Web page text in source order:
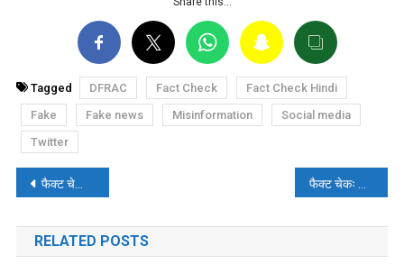
Tagged DFRAC Fact Check
Fact Check Hindi
Fake
Fake news Misinformation
Social media
Twitter
पोस्ट
नेविगेशन
फैक्ट चेकः क्या रूस ने कश्मीर को पाकिस्तान का हिस्सा दिखाया और भारत की माफी की मांग को खारिज कर दिया? जानें- सच्चाई
RELATED POSTS